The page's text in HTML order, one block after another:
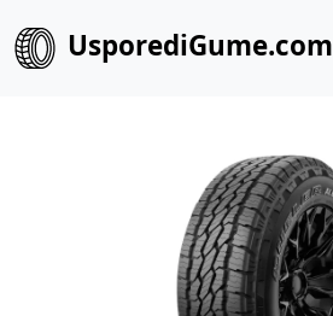
UsporediGume.com